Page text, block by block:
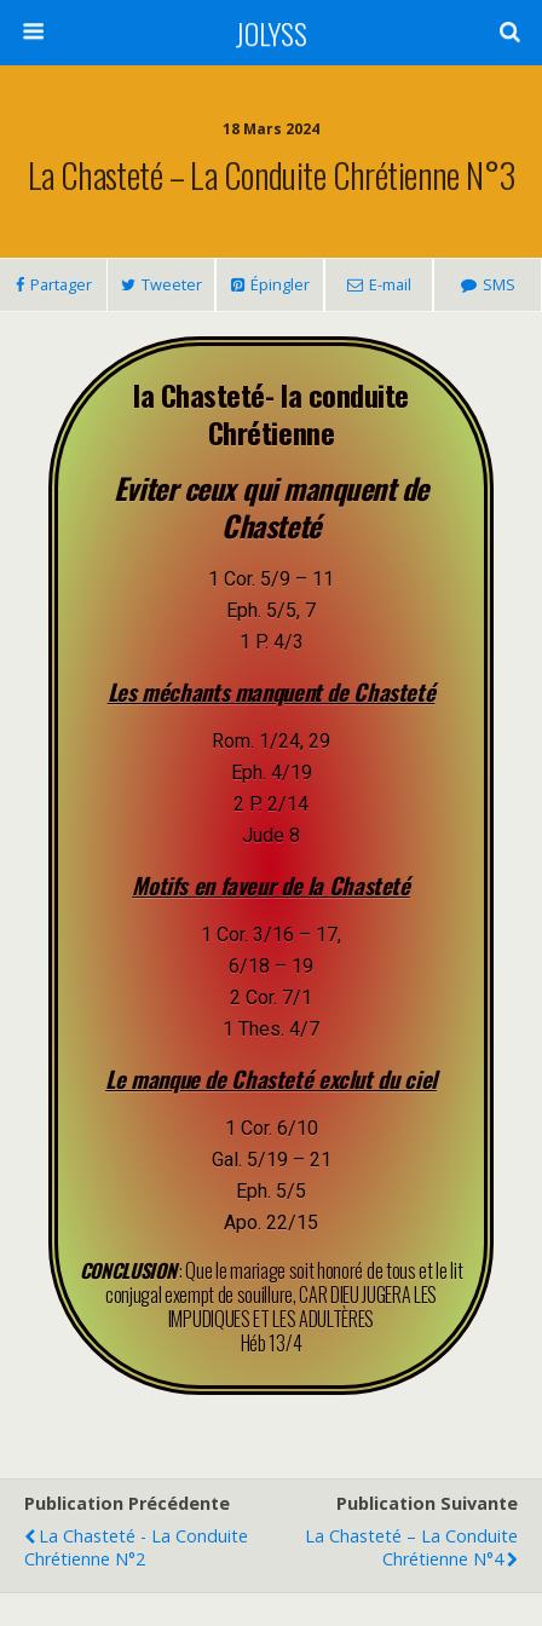
JOLYSS
18 Mars 2024
La Chasteté – La Conduite Chrétienne N°3
Partager Tweeter Épingler E-mail SMS
la Chasteté- la conduite
Chrétienne
Eviter ceux qui manquent de
Chasteté
1 Cor. 5/9 – 11
Eph. 5/5, 7
1 P. 4/3
Les méchants manquent de Chasteté
Rom. 1/24, 29
Eph. 4/19
2 P. 2/14
Jude 8
Motifs en faveur de la Chasteté
1 Cor. 3/16 – 17,
6/18 – 19
2 Cor. 7/1
1 Thes. 4/7
Le manque de Chasteté exclut du ciel
1 Cor. 6/10
Gal. 5/19 – 21
Eph. 5/5
Apo. 22/15
CONCLUSION: Que le mariage soit honoré de tous et le lit
conjugal exempt de souillure, CAR DIEU JUGERA LES
IMPUDIQUES ET LES ADULTÈRES
Héb 13/4
Publication Précédente
La Chasteté - La Conduite
Chrétienne N°2
Publication Suivante
La Chasteté – La Conduite
Chrétienne N°4